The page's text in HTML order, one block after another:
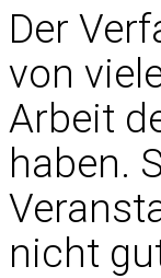
Der
von
Arbeit
haben.
nicht